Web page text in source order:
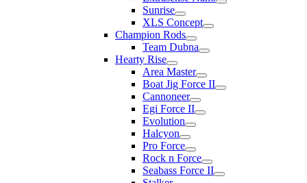
Sunrise
XLS Concept
Champion Rods
Team Dubna
Hearty Rise
Area Master
Boat Jig Force II
Cannoneer
Egi Force II
Evolution
Halcyon
Pro Force
Rock n Force
Seabass Force II